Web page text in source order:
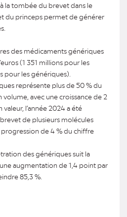
la tombée du brevet dans le
du princeps permet de générer
des médicaments génériques
(1 351 millions pour les
pour les génériques).
représente plus de 50 % du
avec une croissance de 2
l’année 2024 a été
de plusieurs molécules
de 4 % du chiffre
des génériques suit la
augmentation de 1,4 point par
85,3 %.